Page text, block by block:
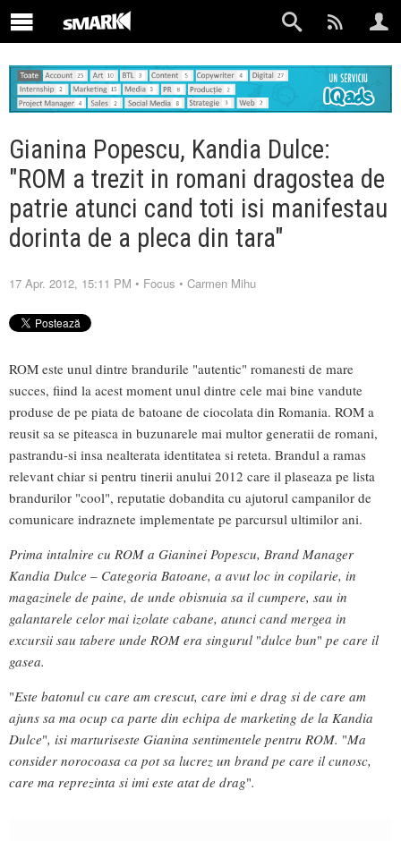
Gianina Popescu, Kandia Dulce:
"ROM a trezit in romani dragostea de
patrie atunci cand toti isi manifestau
dorinta de a pleca din tara"
17 Apr. 2012, 15:11 PM • Focus • Carmen Mihu
ROM este unul dintre brandurile "autentic" romanesti de mare
succes, fiind la acest moment unul dintre cele mai bine vandute
produse de pe piata de batoane de ciocolata din Romania. ROM a
reusit sa se piteasca in buzunarele mai multor generatii de romani,
pastrandu-si insa nealterata identitatea si reteta. Brandul a ramas
relevant chiar si pentru tinerii anului 2012 care il plaseaza pe lista
brandurilor "cool", reputatie dobandita cu ajutorul campanilor de
comunicare indraznete implementate pe parcursul ultimilor ani.
Prima intalnire cu ROM a Gianinei Popescu, Brand Manager
Kandia Dulce – Categoria Batoane, a avut loc in copilarie, in
magazinele de paine, de unde obisnuia sa il cumpere, sau in
galantarele celor mai izolate cabane, atunci cand mergea in
excursii sau tabere unde ROM era singurul "dulce bun" pe care il
gasea.
"Este batonul cu care am crescut, care imi e drag si de care am
ajuns sa ma ocup ca parte din echipa de marketing de la Kandia
Dulce", isi marturiseste Gianina sentimentele pentru ROM. "Ma
consider norocoasa ca pot sa lucrez un brand pe care il cunosc,
care ma reprezinta si imi este atat de drag".